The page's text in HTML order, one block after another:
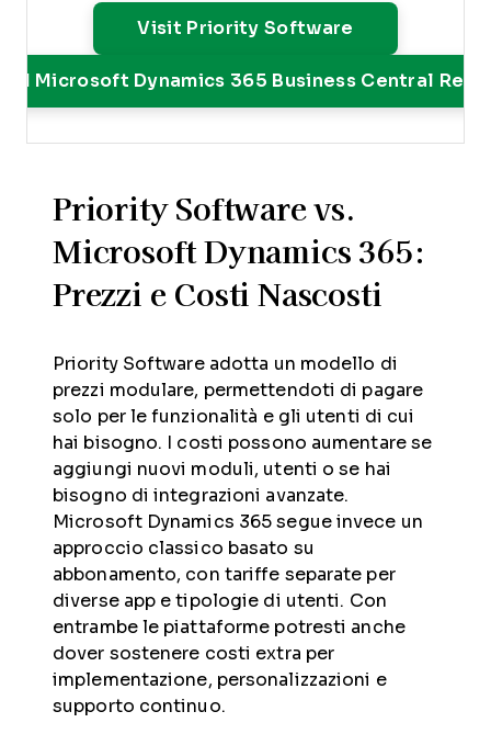
Visit Priority Software
Microsoft Dynamics 365 Business Central
Priority Software vs.
Microsoft Dynamics 365:
Prezzi e Costi Nascosti
Priority Software adotta un modello di
prezzi modulare, permettendoti di pagare
solo per le funzionalità e gli utenti di cui
hai bisogno. I costi possono aumentare se
aggiungi nuovi moduli, utenti o se hai
bisogno di integrazioni avanzate.
Microsoft Dynamics 365 segue invece un
approccio classico basato su
abbonamento, con tariffe separate per
diverse app e tipologie di utenti. Con
entrambe le piattaforme potresti anche
dover sostenere costi extra per
implementazione, personalizzazioni e
supporto continuo.